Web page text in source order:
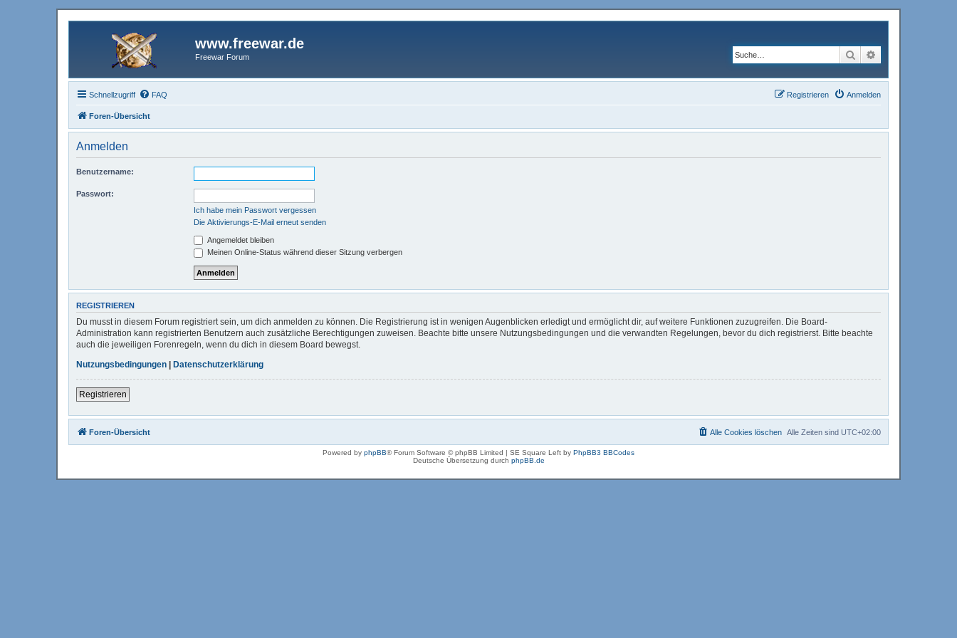
www.freewar.de
Freewar Forum Suche
Schnellzugriff FAQ Anmelden
Registrieren
Foren-Übersicht
Anmelden
Benutzername:
Passwort:
Ich habe mein Passwort vergessen
Die Aktivierungs-E-Mail erneut senden
Angemeldet bleiben
Meinen Online-Status während dieser Sitzung verbergen
REGISTRIEREN
Du musst in diesem Forum registriert sein, um dich anmelden zu können. Die Registrierung ist in wenigen Augenblicken erledigt und ermöglicht dir, auf weitere Funktionen zuzugreifen. Die Board-
Administration kann registrierten Benutzern auch zusätzliche Berechtigungen zuweisen. Beachte bitte unsere Nutzungsbedingungen und die verwandten Regelungen, bevor du dich registrierst. Bitte beachte
auch die jeweiligen Forenregeln, wenn du dich in diesem Board bewegst.
Nutzungsbedingungen
Datenschutzerklärung
Registrieren
Foren-Übersicht Alle Zeiten sind UTC+02:00
Alle Cookies löschen
Powered by phpBB® Forum Software © phpBB Limited | SE Square Left by PhpBB3 BBCodes
Deutsche Übersetzung durch phpBB.de